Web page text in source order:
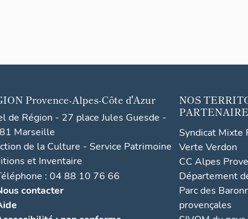
Provence-Alpes-Côte d'Azur
de Région - 27 place Jules Guesde -
Marseille
de la Culture - Service Patrimoine
et Inventaire
: 04 88 10 76 66
contacter
NOS
Syndicat Mixte
Verte Verdon
CC Alpes
Département
Parc des
provençales